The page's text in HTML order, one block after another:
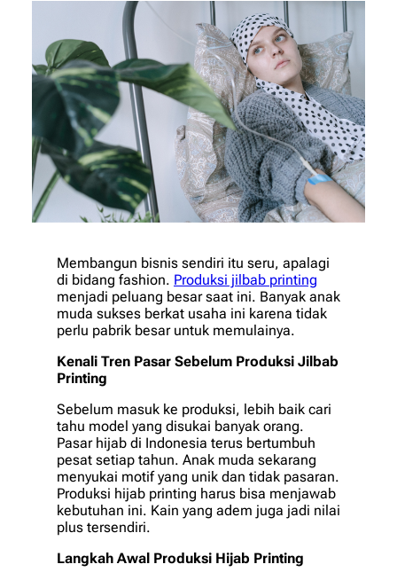
Membangun bisnis sendiri itu seru, apalagi
di bidang fashion. Produksi jilbab printing
menjadi peluang besar saat ini. Banyak anak
muda sukses berkat usaha ini karena tidak
perlu pabrik besar untuk memulainya.
Kenali Tren Pasar Sebelum Produksi Jilbab
Printing
Sebelum masuk ke produksi, lebih baik cari
tahu model yang disukai banyak orang.
Pasar hijab di Indonesia terus bertumbuh
pesat setiap tahun. Anak muda sekarang
menyukai motif yang unik dan tidak pasaran.
Produksi hijab printing harus bisa menjawab
kebutuhan ini. Kain yang adem juga jadi nilai
plus tersendiri.
Langkah Awal Produksi Hijab Printing